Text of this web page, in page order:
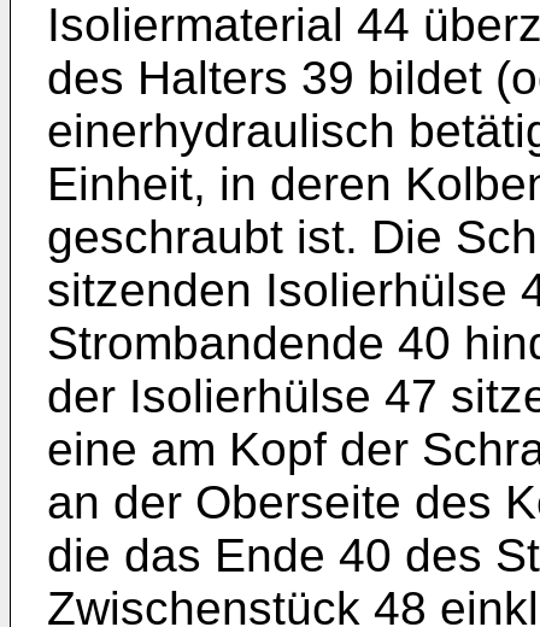
Isoliermaterial 44
des Halters 39 bildet
einerhydraulisch
Einheit, in deren
geschraubt ist. Die
sitzenden Isolierhülse
Strombandende 40
der Isolierhülse 47
eine am Kopf der
an der Oberseite des
die das Ende 40 des
Zwischenstück 48